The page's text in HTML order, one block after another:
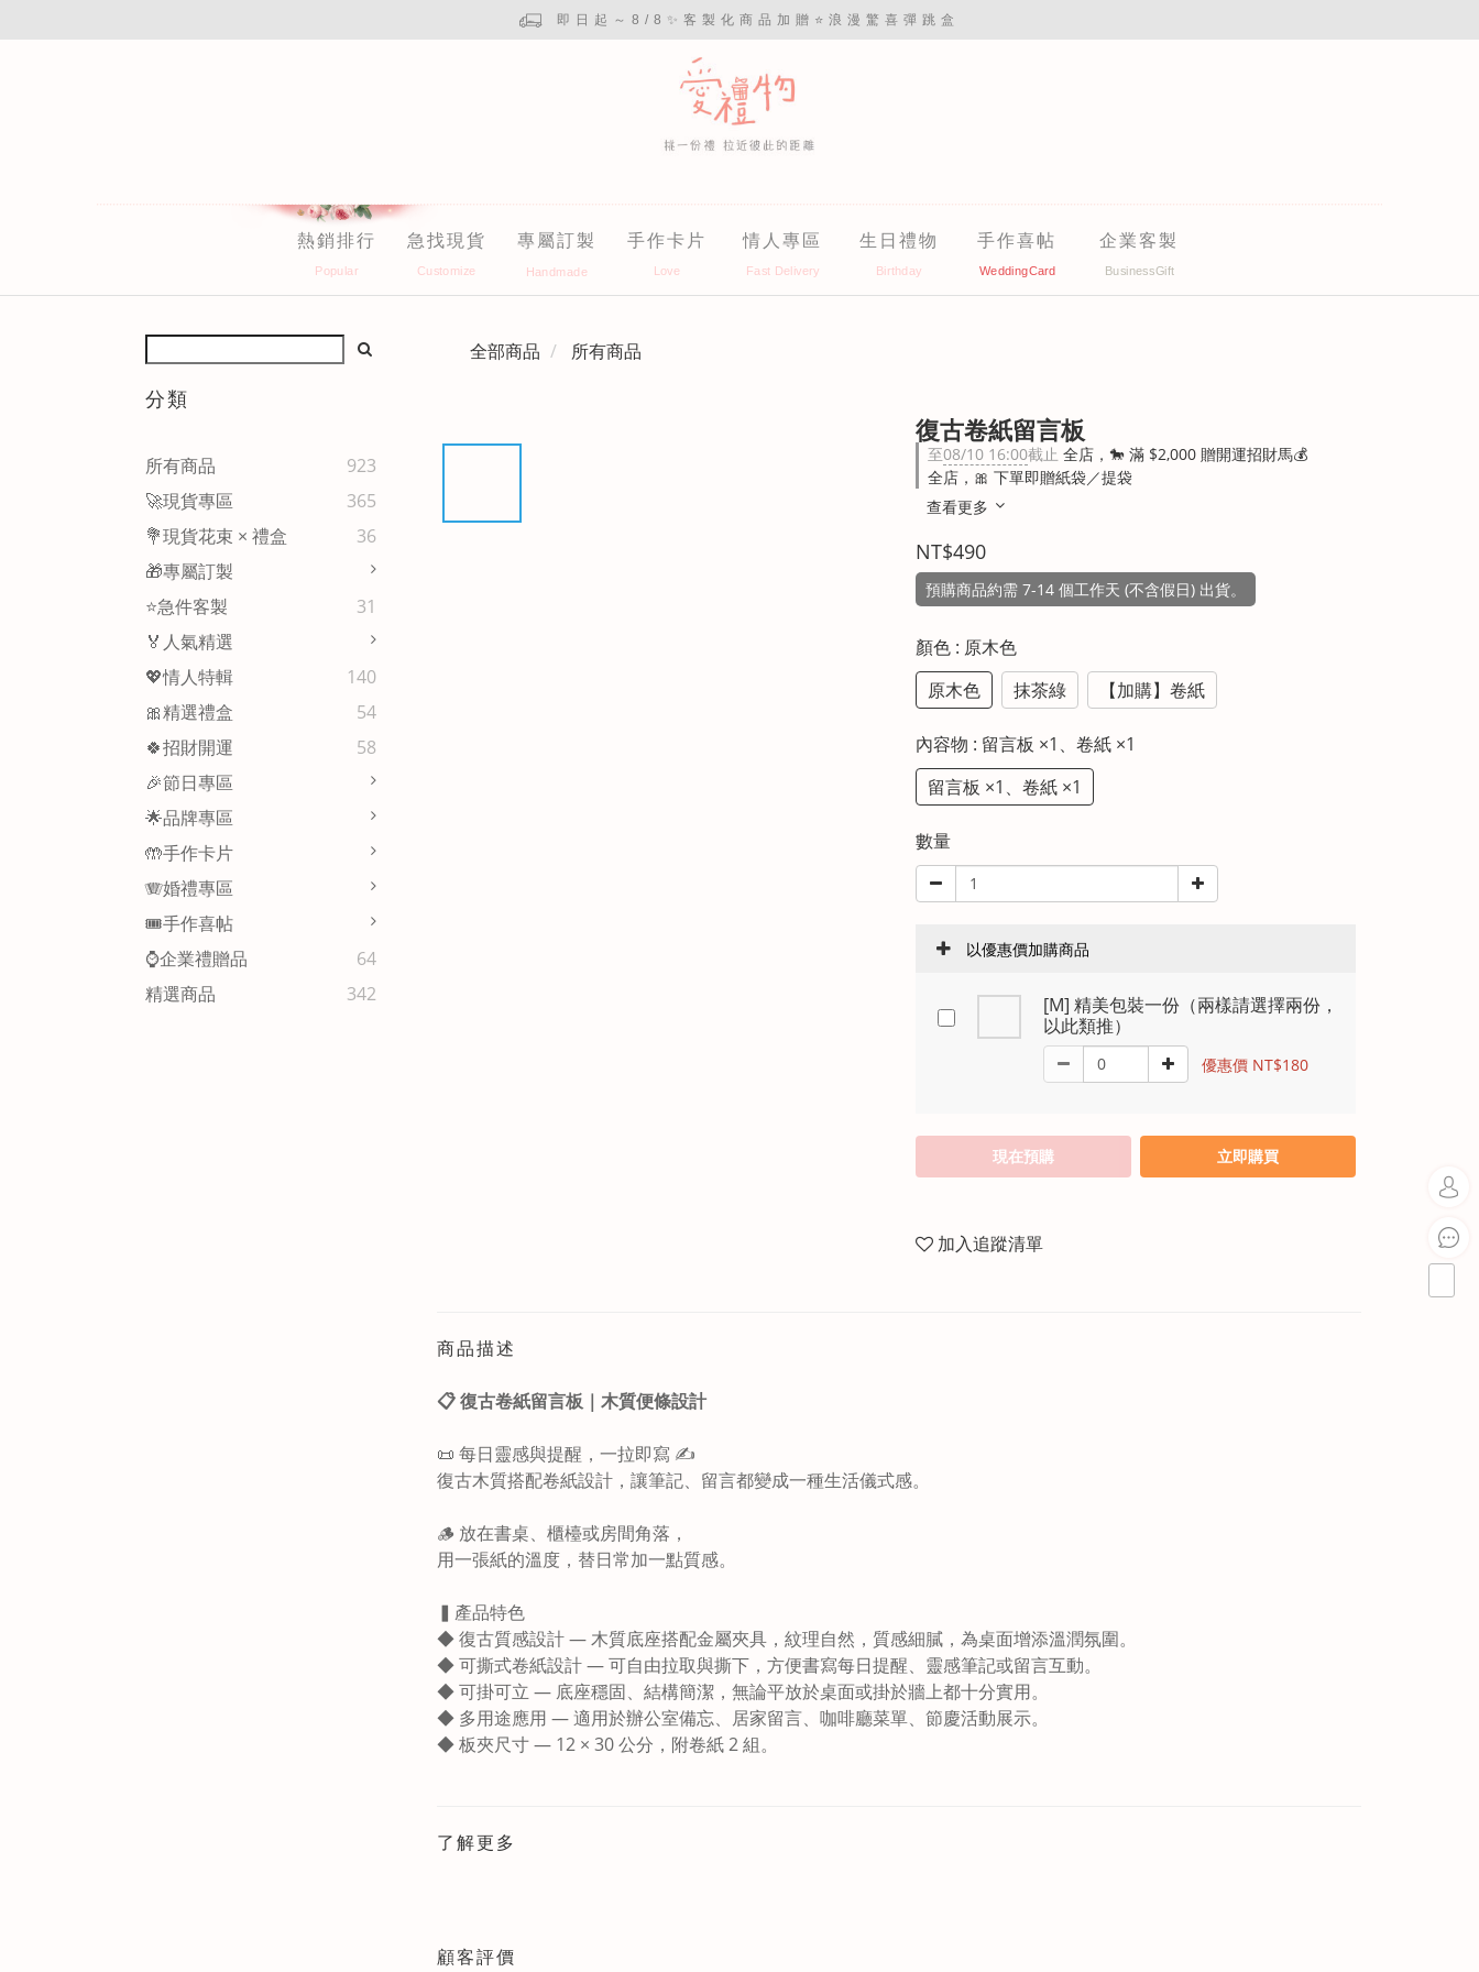
即日起～8/8✨客製化商品加贈⭐浪漫驚喜彈跳盒
熱銷排行 急找現貨 專屬訂製 手作卡片 情人專區 生日禮物 手作喜帖 企業客製
分類
所有商品
923
🚀現貨專區
365
💐現貨花束 × 禮盒
36
🎁專屬訂製
⭐急件客製
31
🏅人氣精選
💖情人特輯
140
🎀精選禮盒
54
🍀招財開運
58
🎉節日專區
🌟品牌專區
🤲手作卡片
🪗婚禮專區
🎟️手作喜帖
⌚企業禮贈品
64
精選商品
342
全部商品 所有商品
復古卷紙留言板
至08/10 16:00截止 全店，🐎 滿 $2,000 贈開運招財馬💰
全店，🎀 下單即贈紙袋／提袋
查看更多
NT$490
預購商品約需 7-14 個工作天 (不含假日) 出貨。
顏色 : 原木色
原木色
抹茶綠 【加購】卷紙
內容物 : 留言板 ×1、卷紙 ×1
留言板 ×1、卷紙 ×1
數量
以優惠價加購商品
[M] 精美包裝一份（兩樣請選擇兩份，
以此類推）
優惠價 NT$180
現在預購 立即購買
加入追蹤清單
商品描述
📋 復古卷紙留言板｜木質便條設計
📜 每日靈感與提醒，一拉即寫 ✍️
復古木質搭配卷紙設計，讓筆記、留言都變成一種生活儀式感。
🪵 放在書桌、櫃檯或房間角落，
用一張紙的溫度，替日常加一點質感。
▍產品特色
◆復古質感設計— 木質底座搭配金屬夾具，紋理自然，質感細膩，為桌面增添溫潤氛圍。
◆可撕式卷紙設計— 可自由拉取與撕下，方便書寫每日提醒、靈感筆記或留言互動。
◆可掛可立 — 底座穩固、結構簡潔，無論平放於桌面或掛於牆上都十分實用。
◆ 多用途應用 — 適用於辦公室備忘、居家留言、咖啡廳菜單、節慶活動展示。
◆ 板夾尺寸 — 12 × 30 公分，附卷紙 2 組。
了解更多
顧客評價